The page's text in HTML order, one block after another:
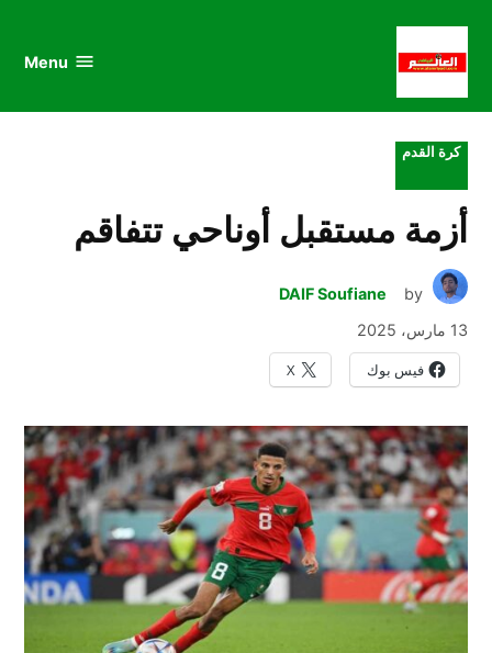
Menu
POSTED
كرة القدم
أزمة مستقبل أوناحي تتفاقم
by
DAIF Soufiane
13 مارس، 2025
فيس بوك X